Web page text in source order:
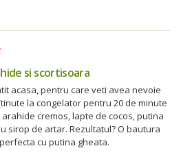
si scortisoara
acasa, pentru care veti avea nevoie
la congelator pentru 20 de minute
cremos, lapte de cocos, putina
sirop de artar. Rezultatul? O bautura
cu putina gheata.